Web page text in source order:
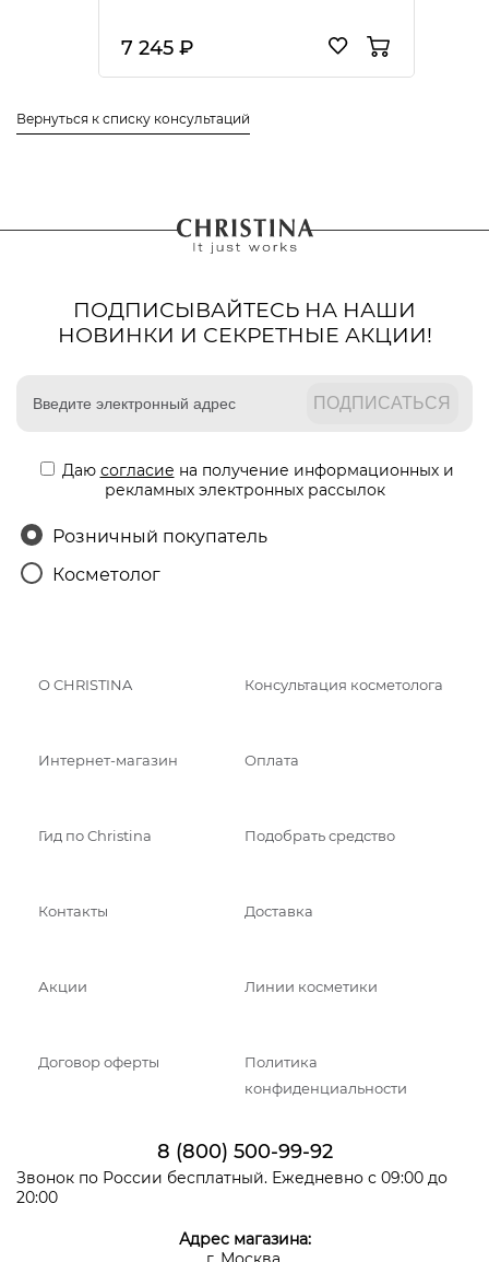
7 245 ₽
Вернуться к списку консультаций
ПОДПИСЫВАЙТЕСЬ НА НАШИ
НОВИНКИ И СЕКРЕТНЫЕ АКЦИИ!
Даю согласие на получение информационных и
рекламных электронных рассылок
Розничный покупатель
Косметолог
О CHRISTINA Консультация косметолога
Интернет-магазин Оплата
Гид по Christina Подобрать средство
Контакты Доставка
Акции Линии косметики
Договор оферты
Политика
конфиденциальности
8 (800) 500-99-92
Звонок по России бесплатный. Ежедневно с 09:00 до
20:00
Адрес магазина: